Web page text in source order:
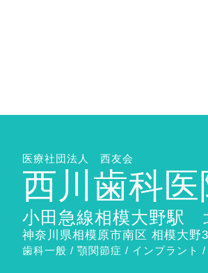
医療社団法人 西友会
西川歯科医
小田急線相模大野駅
神奈川県相模原市南区 相模大
歯科一般 / 顎関節症 / インプラント /